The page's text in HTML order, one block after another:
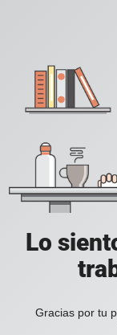
Lo
Gracias por tu